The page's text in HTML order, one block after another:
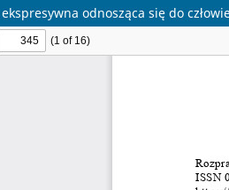
odnosząca się do